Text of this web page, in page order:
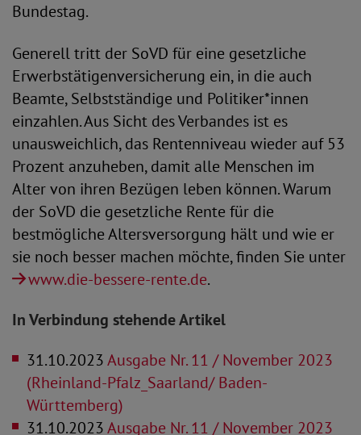
Bundestag.
Generell tritt der SoVD für eine gesetzliche
Erwerbstätigenversicherung ein, in die auch
Beamte, Selbstständige und Politiker*innen
einzahlen. Aus Sicht des Verbandes ist es
unausweichlich, das Rentenniveau wieder auf 53
Prozent anzuheben, damit alle Menschen im
Alter von ihren Bezügen leben können. Warum
der SoVD die gesetzliche Rente für die
bestmögliche Altersversorgung hält und wie er
sie noch besser machen möchte, finden Sie unter
www.die-bessere-rente.de.
In Verbindung stehende Artikel
31.10.2023Ausgabe Nr. 11 / November 2023
(Rheinland-Pfalz_Saarland/ Baden-
Württemberg)
31.10.2023Ausgabe Nr. 11 / November 2023